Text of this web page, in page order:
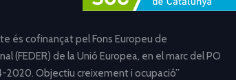
és cofinançat pel Fons Europeu de
(FEDER) de la Unió Europea, en el marc del PO
2020. Objectiu creixement i ocupació”